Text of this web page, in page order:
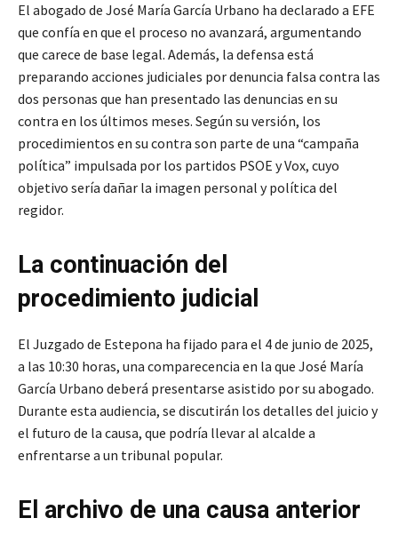
El abogado de José María García Urbano ha declarado a EFE
que confía en que el proceso no avanzará, argumentando
que carece de base legal. Además, la defensa está
preparando acciones judiciales por denuncia falsa contra las
dos personas que han presentado las denuncias en su
contra en los últimos meses. Según su versión, los
procedimientos en su contra son parte de una “campaña
política” impulsada por los partidos PSOE y Vox, cuyo
objetivo sería dañar la imagen personal y política del
regidor.
La continuación del
procedimiento judicial
El Juzgado de Estepona ha fijado para el 4 de junio de 2025,
a las 10:30 horas, una comparecencia en la que José María
García Urbano deberá presentarse asistido por su abogado.
Durante esta audiencia, se discutirán los detalles del juicio y
el futuro de la causa, que podría llevar al alcalde a
enfrentarse a un tribunal popular.
El archivo de una causa anterior